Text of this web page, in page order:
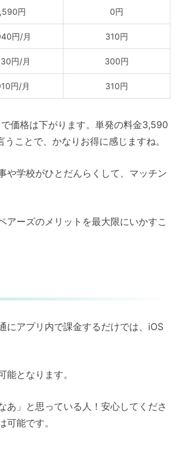
円 0円
円/月 310円
円/月 300円
円/月 310円
価格は下がります。単発の料金3,590
ことで、かなりお得に感じますね。
や学校がひとだんらくして、マッチン
アーズのメリットを最大限にいかすこ
にアプリ内で課金するだけでは、iOS
となります。
あ」と思っている人！安心してくださ
能です。